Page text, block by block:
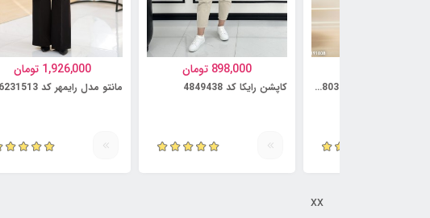
کت و دامن مدل آنوشه کد 5814803
898,000 تومان
کاپشن رایکا کد 4849438
1,926,000 تومان
مانتو مدل رایمهر کد 6231513
xx